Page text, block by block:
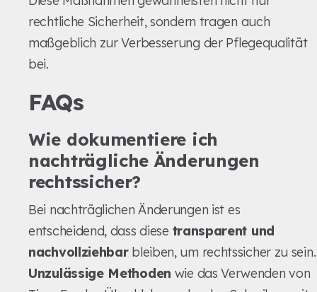
rechtliche Sicherheit, sondern tragen auch
maßgeblich zur Verbesserung der Pflegequalität
bei.
FAQs
Wie dokumentiere ich
nachträgliche Änderungen
rechtssicher?
Bei nachträglichen Änderungen ist es
entscheidend, dass diese transparent und
nachvollziehbarbleiben, um rechtssicher zu sein.
Unzulässige Methoden wie das Verwenden von